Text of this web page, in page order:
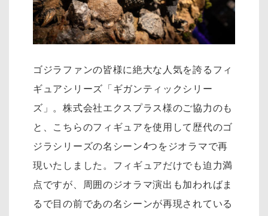
ゴジラファンの皆様に絶大な人気を誇るフィ
ギュアシリーズ「ギガンティックシリー
ズ」。株式会社エクスプラス様のご協力のも
と、こちらのフィギュアを使用して歴代のゴ
ジラシリーズの名シーン4つをジオラマで再
現いたしました。フィギュアだけでも迫力満
点ですが、周囲のジオラマ演出も加わればま
るで目の前であの名シーンが再現されている